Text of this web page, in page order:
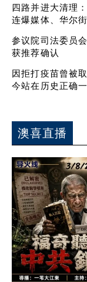
四路并进大清理
连爆媒体、华尔
参议院司法委员
获推荐确认
因拒打疫苗曾被
今站在历史正确
澳喜直播